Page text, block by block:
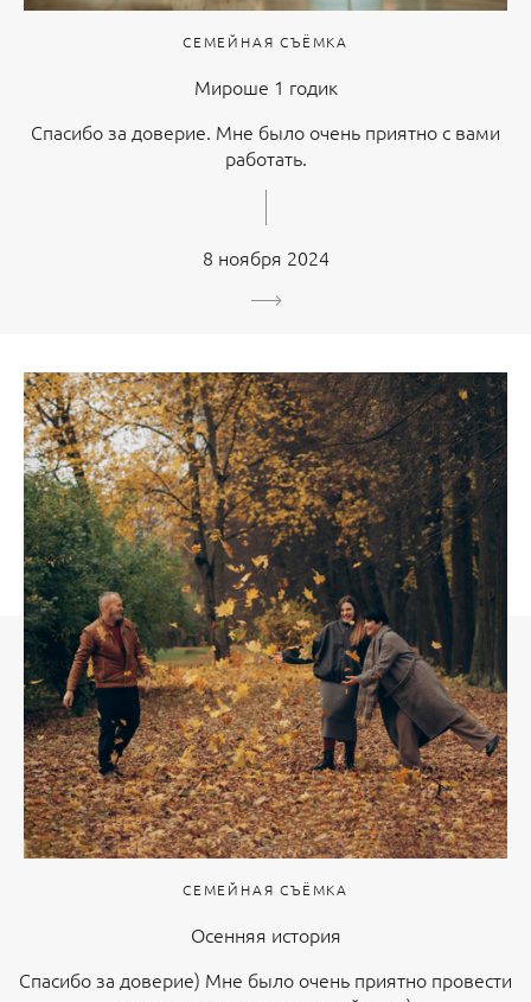
СЕМЕЙНАЯ СЪЁМКА
Мироше 1 годик
Спасибо за доверие. Мне было очень приятно с вами
работать.
8 ноября 2024
СЕМЕЙНАЯ СЪЁМКА
Осенняя история
Спасибо за доверие) Мне было очень приятно провести